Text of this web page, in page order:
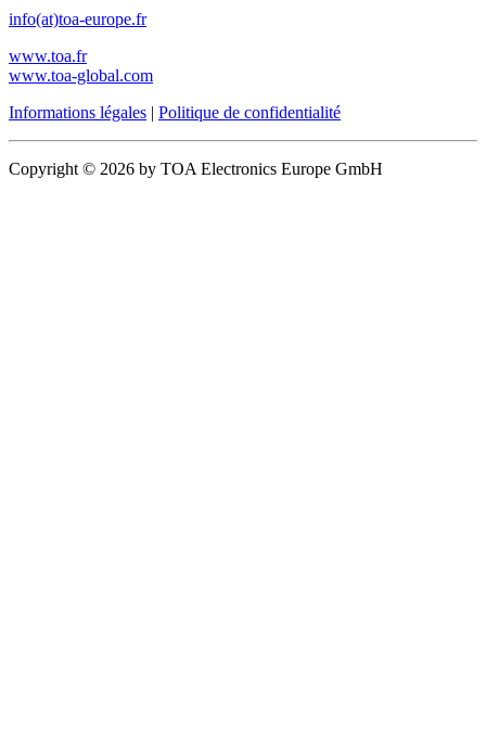
info(at)toa-europe.fr
www.toa.fr
www.toa-global.com
Informations légales | Politique de confidentialité
Copyright © 2026 by TOA Electronics Europe GmbH